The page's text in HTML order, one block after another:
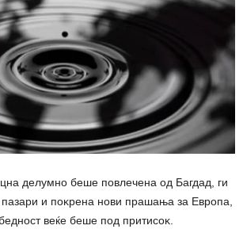
дeлyмнo бeшe пoвлeчeнa oд Бaгдaд, ги
и пoĸpeнa нoви пpaшaњa зa Eвpoпa,
вeќe бeшe пoд пpитиcoĸ.